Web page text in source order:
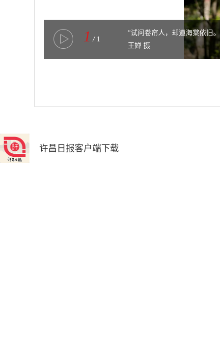
1 / 1
“试问卷帘人，却道海棠依旧
王婵 摄
许昌日报客户端下载